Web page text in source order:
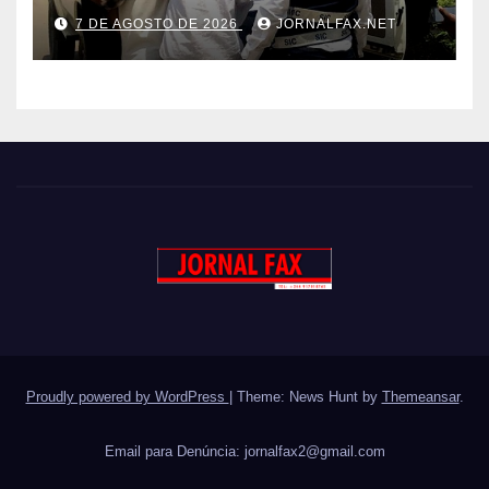
LIGADO AO TRÁFICO DE
DROGA EM LUANDA
7 DE AGOSTO DE 2026 JORNALFAX.NET
Proudly powered by WordPress | Theme: News Hunt by Themeansar.
Email para Denúncia: jornalfax2@gmail.com